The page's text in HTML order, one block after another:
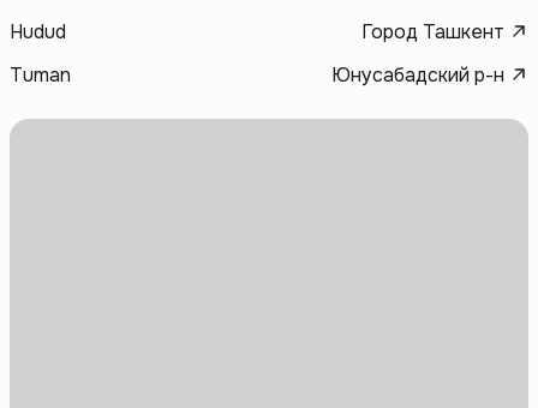
Hudud
Город Ташкент
Tuman
Юнусабадский р-н